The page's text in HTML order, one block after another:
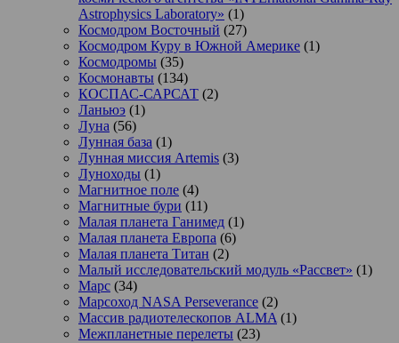
Astrophysics Laboratory» (1)
Космодром Восточный (27)
Космодром Куру в Южной Америке (1)
Космодромы (35)
Космонавты (134)
КОСПАС-САРСАТ (2)
Ланьюэ (1)
Луна (56)
Лунная база (1)
Лунная миссия Artemis (3)
Луноходы (1)
Магнитное поле (4)
Магнитные бури (11)
Малая планета Ганимед (1)
Малая планета Европа (6)
Малая планета Титан (2)
Малый исследовательский модуль «Рассвет» (1)
Марс (34)
Марсоход NASA Perseverance (2)
Массив радиотелескопов ALMA (1)
Межпланетные перелеты (23)